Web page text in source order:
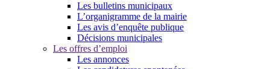
Les bulletins municipaux
L’organigramme de la mairie
Les avis d’enquête publique
Décisions municipales
Les offres d’emploi
Les annonces